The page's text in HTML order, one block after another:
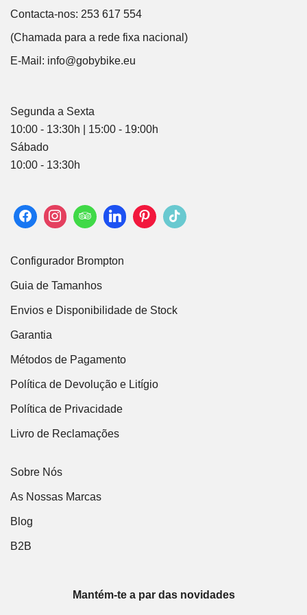
Contacta-nos: 253 617 554
(Chamada para a rede fixa nacional)
E-Mail: info@gobybike.eu
Segunda a Sexta
10:00 - 13:30h | 15:00 - 19:00h
Sábado
10:00 - 13:30h
Configurador Brompton
Guia de Tamanhos
Envios e Disponibilidade de Stock
Garantia
Métodos de Pagamento
Política de Devolução e Litígio
Política de Privacidade
Livro de Reclamações
Sobre Nós
As Nossas Marcas
Blog
B2B
Mantém-te a par das novidades